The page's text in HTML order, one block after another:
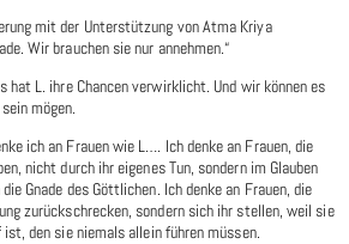
mit der Unterstützung von Atma Kriya
Wir brauchen sie nur annehmen.“
hat L. ihre Chancen verwirklicht. Und wir können es
mögen.
ich an Frauen wie L…. Ich denke an Frauen, die
nicht durch ihr eigenes Tun, sondern im Glauben
Gnade des Göttlichen. Ich denke an Frauen, die
zurückschrecken, sondern sich ihr stellen, weil sie
den sie niemals allein führen müssen.